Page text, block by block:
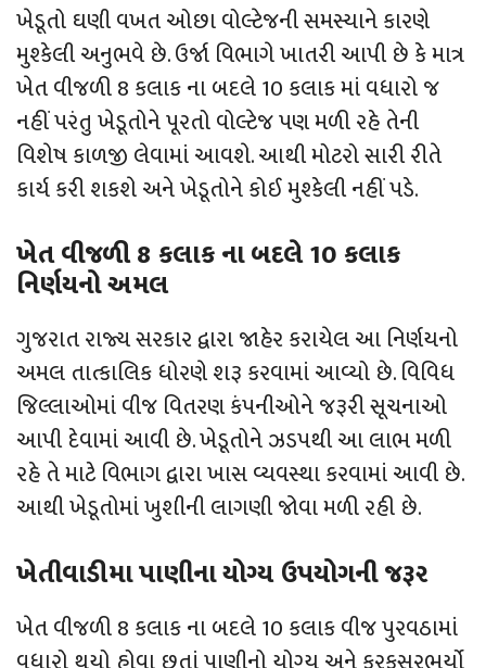
ખેડૂતો ઘણી વખત ઓછા વોલ્ટેજની સમસ્યાને કારણે
મુશ્કેલી અનુભવે છે. ઉર્જા વિભાગે ખાતરી આપી છે કે માત્ર
ખેત વીજળી 8 કલાક ના બદલે 10 કલાક માં વધારો જ
નહીં પરંતુ ખેડૂતોને પૂરતો વોલ્ટેજ પણ મળી રહે તેની
વિશેષ કાળજી લેવામાં આવશે. આથી મોટરો સારી રીતે
કાર્ય કરી શકશે અને ખેડૂતોને કોઈ મુશ્કેલી નહીં પડે.
ખેત વીજળી 8 કલાક ના બદલે 10 કલાક
નિર્ણયનો અમલ
ગુજરાત રાજ્ય સરકાર દ્વારા જાહેર કરાયેલ આ નિર્ણયનો
અમલ તાત્કાલિક ધોરણે શરૂ કરવામાં આવ્યો છે. વિવિધ
જિલ્લાઓમાં વીજ વિતરણ કંપનીઓને જરૂરી સૂચનાઓ
આપી દેવામાં આવી છે. ખેડૂતોને ઝડપથી આ લાભ મળી
રહે તે માટે વિભાગ દ્વારા ખાસ વ્યવસ્થા કરવામાં આવી છે.
આથી ખેડૂતોમાં ખુશીની લાગણી જોવા મળી રહી છે.
ખેતીવાડીમા પાણીના યોગ્ય ઉપયોગની જરૂર
ખેત વીજળી 8 કલાક ના બદલે 10 કલાક વીજ પુરવઠામાં